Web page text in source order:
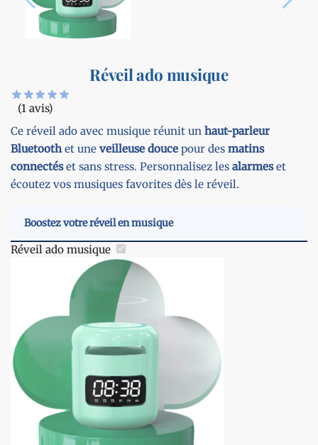
Réveil ado musique
(1 avis)
Ce réveil ado avec musique réunit un haut-parleur
Bluetoothet une veilleuse douce pour des matins
connectéset sans stress. Personnalisez les alarmeset
écoutez vos musiques favorites dès le réveil.
Boostez votre réveil en musique
Réveil ado musique